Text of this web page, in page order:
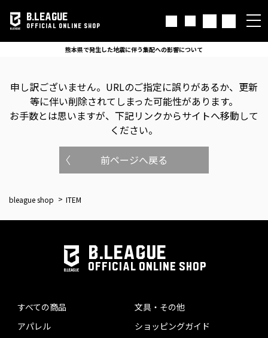
B.LEAGUE
OFFICIAL ONLINE SHOP
熊本県で発生した地震に伴う集配への影響について
申し訳ございません。 URLのご指定に誤りがあるか、更新
等に伴い削除されてしまった可能性があります。
お手数とは思いますが、下記リンクからサイトへ移動して
ください。
前ページへ戻る
bleague shop ITEM
B.LEAGUE
OFFICIAL ONLINE SHOP
すべての商品
アパレル
文具・その他
ショッピングガイド